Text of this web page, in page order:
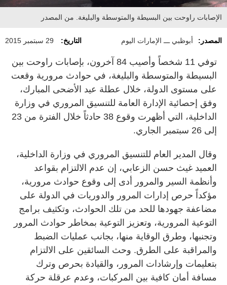
الإصابات راوحت بين البسيطة والمتوسطة والبليغة. من المصدر
المصدر: أبوظبي ـــ الإمارات اليوم التاريخ: 29 سبتمبر 2015
توفي 11 شخصاً وأصيب 84 آخرون، بإصابات راوحت بين
البسيطة والمتوسطة والبليغة، في حوادث مرورية وقعت
على مستوى الدولة، خلال عطلة عيد الأضحى المبارك،
وفق إحصائية الإدارة العامة للتنسيق المروري في وزارة
الداخلية، التي أظهرت وقوع 38 حادثاً خلال الفترة من 23
إلى 26 سبتمبر الجاري.
وقال المدير العام للتنسيق المروري في وزارة الداخلية،
العميد غيث حسن الزعابي، إن عدم الالتزام بقواعد
وأنظمة السير والمرور أدى إلى وقوع حوادث مرورية،
مؤكداً حرص إدارات المرور والدوريات في الدولة على
مضاعفة جهودها للحد من تلك الحوادث، وتكثيف برامج
التوعية المرورية، وتعزيز التوعية بمخاطر حوادث المرور
وتجنبها، وطرق الوقاية منها، بجانب عمليات الضبط
والمراقبة على الطرق. وحث السائقين على الالتزام
بتعليمات وإرشادات المرور، والقيادة بحرص وترك
مسافة أمان كافية بين المركبات، وعدم عرقلة حركة